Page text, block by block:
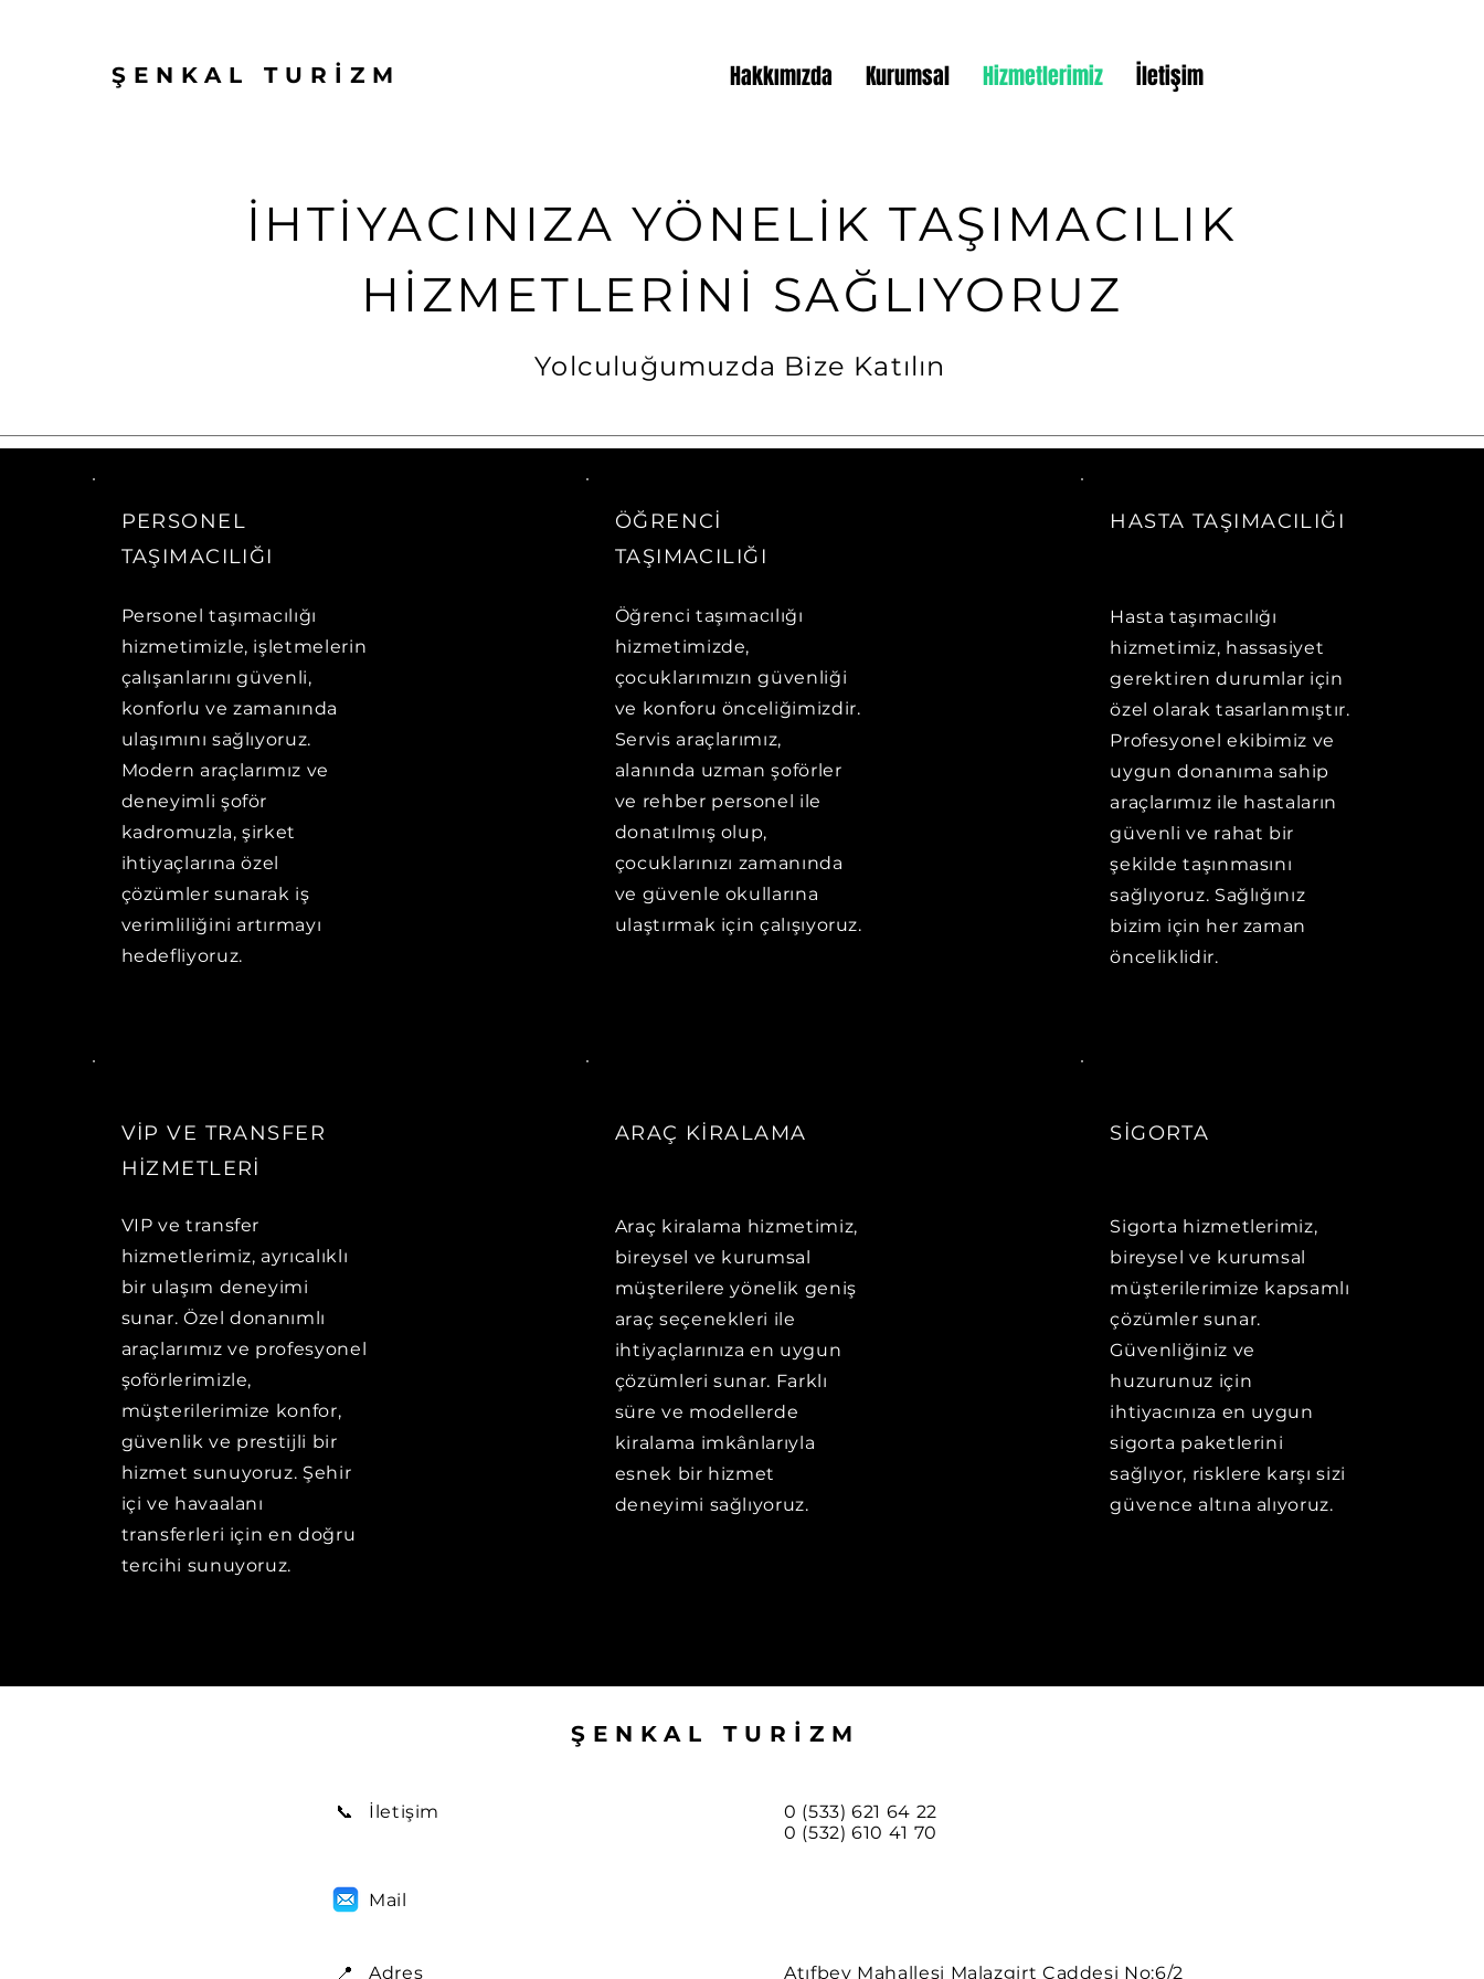
ŞENKAL TURİZM Hakkımızda Kurumsal Hizmetlerimiz İletişim
İHTİYACINIZA YÖNELİK TAŞIMACILIK
HİZMETLERİNİ SAĞLIYORUZ
Yolculuğumuzda Bize Katılın
PERSONEL
TAŞIMACILIĞI
Personel taşımacılığı
hizmetimizle, işletmelerin
çalışanlarını güvenli,
konforlu ve zamanında
ulaşımını sağlıyoruz.
Modern araçlarımız ve
deneyimli şoför
kadromuzla, şirket
ihtiyaçlarına özel
çözümler sunarak iş
verimliliğini artırmayı
hedefliyoruz.
ÖĞRENCİ
TAŞIMACILIĞI
Öğrenci taşımacılığı
hizmetimizde,
çocuklarımızın güvenliği
ve konforu önceliğimizdir.
Servis araçlarımız,
alanında uzman şoförler
ve rehber personel ile
donatılmış olup,
çocuklarınızı zamanında
ve güvenle okullarına
ulaştırmak için çalışıyoruz.
HASTA TAŞIMACILIĞI
Hasta taşımacılığı
hizmetimiz, hassasiyet
gerektiren durumlar için
özel olarak tasarlanmıştır.
Profesyonel ekibimiz ve
uygun donanıma sahip
araçlarımız ile hastaların
güvenli ve rahat bir
şekilde taşınmasını
sağlıyoruz. Sağlığınız
bizim için her zaman
önceliklidir.
VİP VE TRANSFER
HİZMETLERİ
VIP ve transfer
hizmetlerimiz, ayrıcalıklı
bir ulaşım deneyimi
sunar. Özel donanımlı
araçlarımız ve profesyonel
şoförlerimizle,
müşterilerimize konfor,
güvenlik ve prestijli bir
hizmet sunuyoruz. Şehir
içi ve havaalanı
transferleri için en doğru
tercihi sunuyoruz.
ARAÇ KİRALAMA
Araç kiralama hizmetimiz,
bireysel ve kurumsal
müşterilere yönelik geniş
araç seçenekleri ile
ihtiyaçlarınıza en uygun
çözümleri sunar. Farklı
süre ve modellerde
kiralama imkânlarıyla
esnek bir hizmet
deneyimi sağlıyoruz.
SİGORTA
Sigorta hizmetlerimiz,
bireysel ve kurumsal
müşterilerimize kapsamlı
çözümler sunar.
Güvenliğiniz ve
huzurunuz için
ihtiyacınıza en uygun
sigorta paketlerini
sağlıyor, risklere karşı sizi
güvence altına alıyoruz.
ŞENKAL TURİZM
📞 İletişim
Mail
📍 Adres
0 (533) 621 64 22
0 (532) 610 41 70
Atıfbey Mahallesi Malazgirt Caddesi No:6/2